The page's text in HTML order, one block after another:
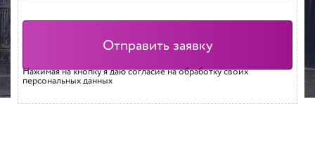
Нажимая на кнопку я даю согласие на обработку своих
персональных данных